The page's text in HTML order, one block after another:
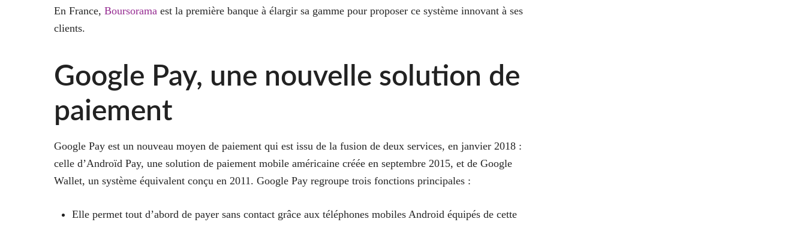
En France, Boursorama est la première banque à élargir sa gamme pour proposer ce système innovant à ses
clients.
Google Pay, une nouvelle solution de
paiement
Google Pay est un nouveau moyen de paiement qui est issu de la fusion de deux services, en janvier 2018 :
celle d’Androïd Pay, une solution de paiement mobile américaine créée en septembre 2015, et de Google
Wallet, un système équivalent conçu en 2011. Google Pay regroupe trois fonctions principales :
Elle permet tout d’abord de payer sans contact grâce aux téléphones mobiles Android équipés de cette